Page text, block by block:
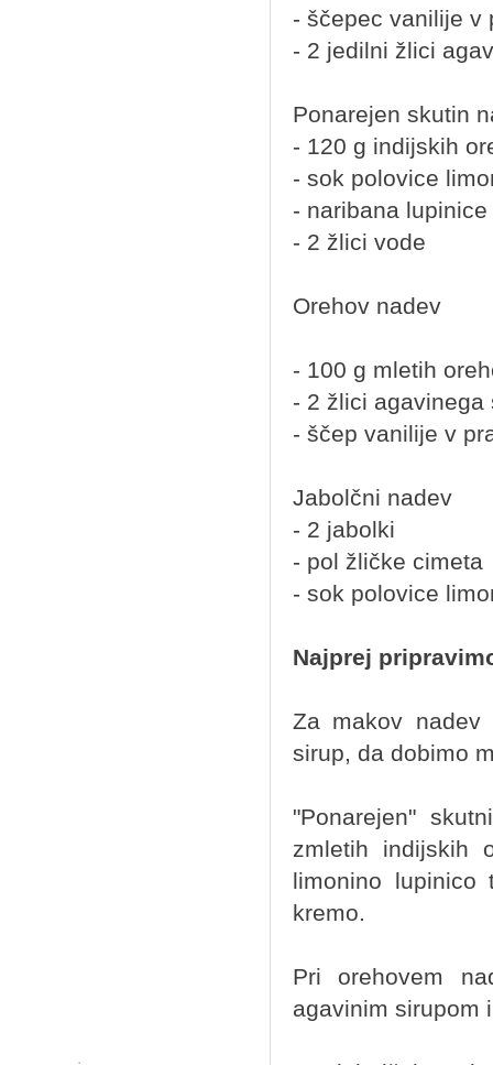
- ščepec vanilije v
- 2 jedilni žlici
Ponarejen skutin
- 120 g indijskih
- sok polovice
- naribana
- 2 žlici vode
Orehov nadev
- 100 g mletih
- 2 žlici agavinega
- ščep vanilije v
Jabolčni nadev
- 2 jabolki
- pol žličke cimeta
- sok polovice
Najprej
Za makov
sirup, da dobimo
"Ponarejen"
zmletih indijskih
limonino lupinico
kremo.
Pri orehovem
agavinim sirupom